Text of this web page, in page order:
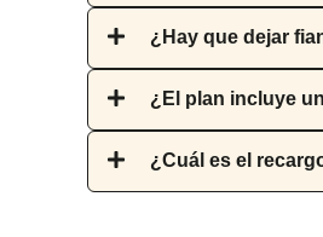
¿Hay que dejar
¿El plan incluye
¿Cuál es el